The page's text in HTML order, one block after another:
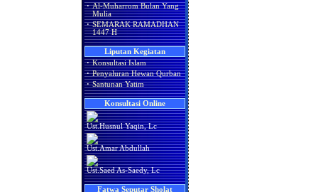
· Al-Muharrom Bulan Yang
Mulia
· SEMARAK RAMADHAN
1447 H
Liputan Kegiatan
· Konsultasi Islam
· Penyaluran Hewan Qurban
· Santunan Yatim
Konsultasi Online
Ust.Husnul Yaqin, Lc
Ust.Amar Abdullah
Ust.Saed As-Saedy, Lc
Fatwa Seputar Sholat